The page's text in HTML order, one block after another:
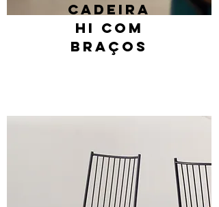
Cadeira
hi com
braços